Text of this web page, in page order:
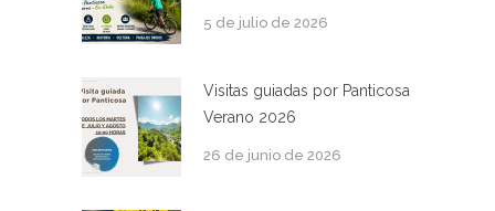
5 de julio de 2026
Visitas guiadas por Panticosa
Verano 2026
26 de junio de 2026